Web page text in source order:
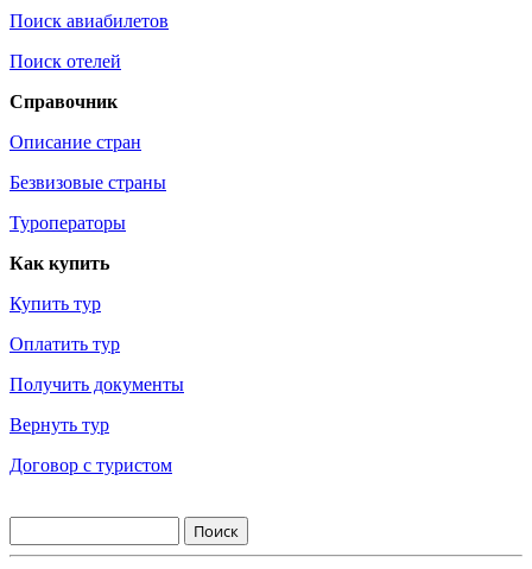
Поиск авиабилетов
Поиск отелей
Справочник
Описание стран
Безвизовые страны
Туроператоры
Как купить
Купить тур
Оплатить тур
Получить документы
Вернуть тур
Договор с туристом